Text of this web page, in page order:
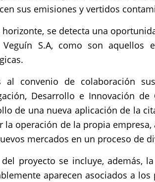
sus emisiones y vertidos
horizonte, se detecta una
Veguín S.A, como son aquellos
al convenio de colaboración
Desarrollo e Innovación
de una nueva aplicación de la
la operación de la propia
mercados en un proceso de
proyecto se incluye, además,
aparecen asociados a